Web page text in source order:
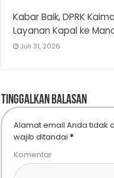
Kabar Baik, DPRK
Layanan Kapal ke
Juli 31, 2026
Tinggalkan Balasan
Alamat email Anda tidak
wajib ditandai *
Komentar